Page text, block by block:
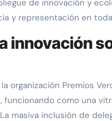
de innovación y
y representación en
innovación
organización Premios
funcionando como una
masiva inclusión de